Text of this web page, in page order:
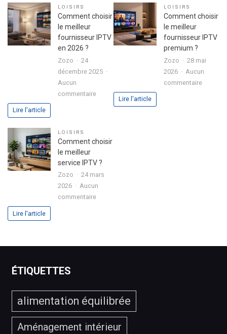
SE
disque
:
LOISIRS
Comment choisir
le meilleur
fournisseur IPTV
en 2026 ?
Zozo
24
décembre 2025
Aucun
commentairesur
Comment
meilleur
IPTV
Lire l'article
LOISIRS
Comment choisir
le meilleur
fournisseur IPTV
premium ?
Zozo
28 mai
2026
Aucun
commentairesur
Lire l'article
LOISIRS
Comment choisir
le meilleur
service IPTV ?
Zozo
24 mars
2026
Aucun
commentairesur
Lire l'article
ÉTIQUETTES
alimentation équilibrée
Aménagement intérieur